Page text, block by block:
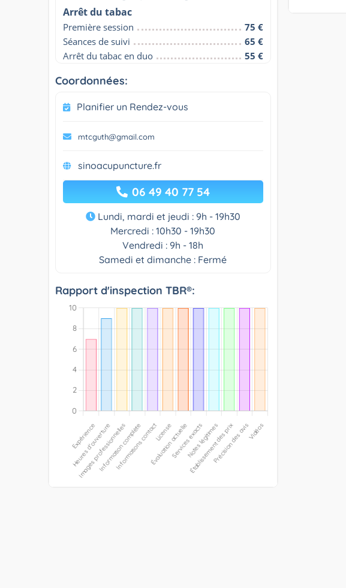
Arrêt du tabac
Première session
75 €
Séances de suivi
65 €
Arrêt du tabac en duo
55 €
Coordonnées:
Planifier un Rendez-vous
mtcguth@gmail.com
sinoacupuncture.fr
06 49 40 77 54
Lundi, mardi et jeudi : 9h - 19h30
Mercredi : 10h30 - 19h30
Vendredi : 9h - 18h
Samedi et dimanche : Fermé
Rapport d'inspection TBR®: